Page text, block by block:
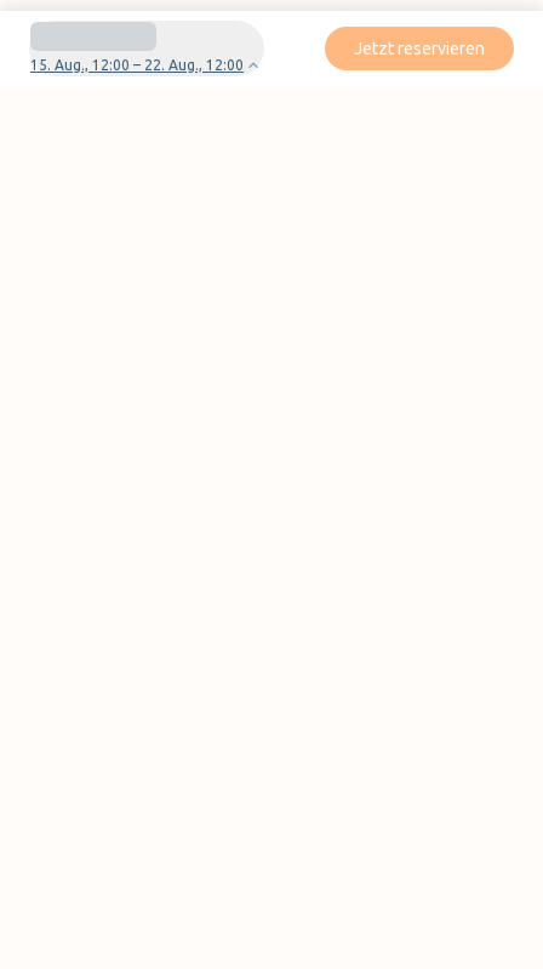
15. Aug., 12:00 – 22. Aug., 12:00
Jetzt reservieren